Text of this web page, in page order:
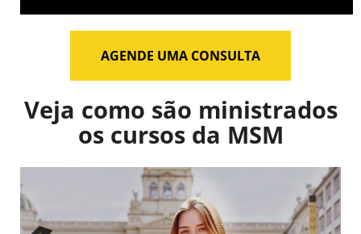
AGENDE UMA CONSULTA
Veja como são ministrados
os cursos da MSM